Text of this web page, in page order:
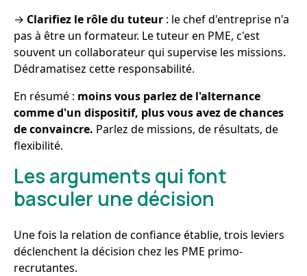
→ Clarifiez le rôle du tuteur : le chef d'entreprise n'a
pas à être un formateur. Le tuteur en PME, c'est
souvent un collaborateur qui supervise les missions.
Dédramatisez cette responsabilité.
En résumé : moins vous parlez de l'alternance
comme d'un dispositif, plus vous avez de chances
de convaincre. Parlez de missions, de résultats, de
flexibilité.
Les arguments qui font
basculer une décision
Une fois la relation de confiance établie, trois leviers
déclenchent la décision chez les PME primo-
recrutantes.